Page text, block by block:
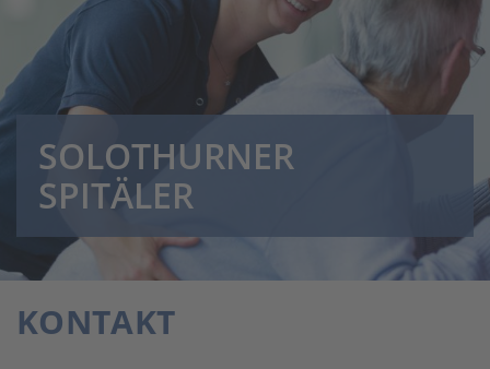
SOLOTHURNER
SPITÄLER
KONTAKT